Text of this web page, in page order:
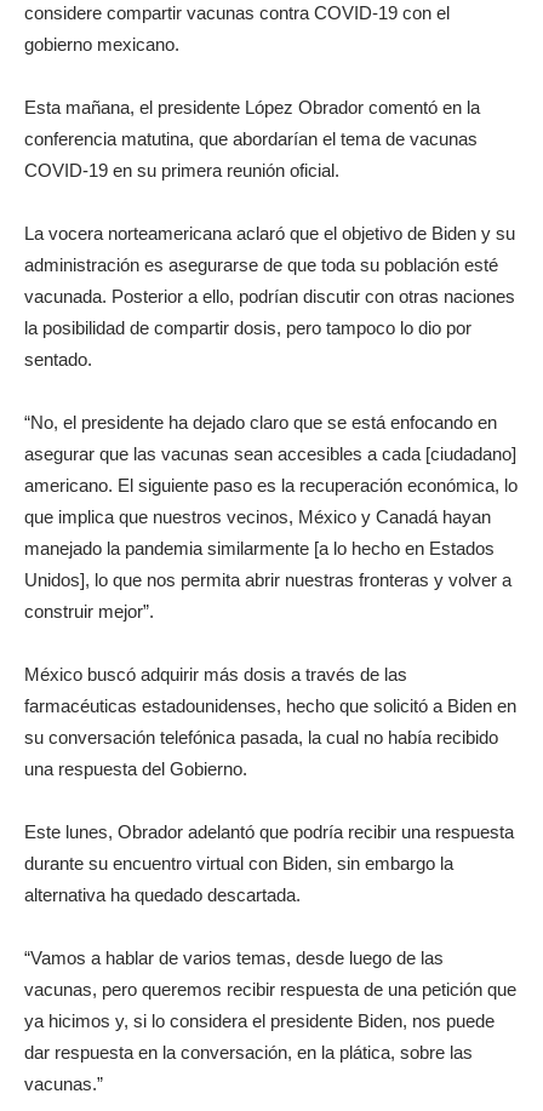
considere compartir vacunas contra COVID-19 con el
gobierno mexicano.
Esta mañana, el presidente López Obrador comentó en la
conferencia matutina, que abordarían el tema de vacunas
COVID-19 en su primera reunión oficial.
La vocera norteamericana aclaró que el objetivo de Biden y su
administración es asegurarse de que toda su población esté
vacunada. Posterior a ello, podrían discutir con otras naciones
la posibilidad de compartir dosis, pero tampoco lo dio por
sentado.
“No, el presidente ha dejado claro que se está enfocando en
asegurar que las vacunas sean accesibles a cada [ciudadano]
americano. El siguiente paso es la recuperación económica, lo
que implica que nuestros vecinos, México y Canadá hayan
manejado la pandemia similarmente [a lo hecho en Estados
Unidos], lo que nos permita abrir nuestras fronteras y volver a
construir mejor”.
México buscó adquirir más dosis a través de las
farmacéuticas estadounidenses, hecho que solicitó a Biden en
su conversación telefónica pasada, la cual no había recibido
una respuesta del Gobierno.
Este lunes, Obrador adelantó que podría recibir una respuesta
durante su encuentro virtual con Biden, sin embargo la
alternativa ha quedado descartada.
“Vamos a hablar de varios temas, desde luego de las
vacunas, pero queremos recibir respuesta de una petición que
ya hicimos y, si lo considera el presidente Biden, nos puede
dar respuesta en la conversación, en la plática, sobre las
vacunas.”